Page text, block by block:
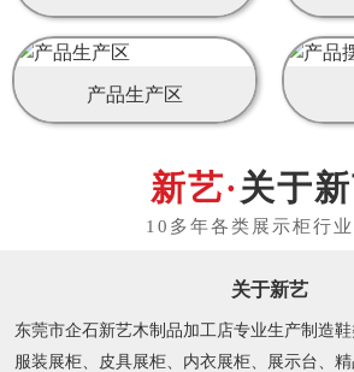
产品生产区
关于
关于新艺
东莞市企石新艺木制品加工店专业生产制造鞋
服装展柜、皮具展柜、内衣展柜、展示台、